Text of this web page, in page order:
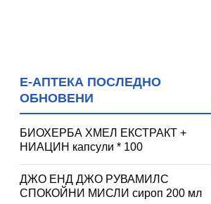
Е-АПТЕКА ПОСЛЕДНО
ОБНОВЕНИ
БИОХЕРБА ХМЕЛ ЕКСТРАКТ +
НИАЦИН капсули * 100
ДЖО ЕНД ДЖО РУВАМИЛС
СПОКОЙНИ МИСЛИ сироп 200 мл